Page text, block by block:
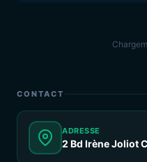
CONTACT
ADRESSE
2 Bd Irène Joliot